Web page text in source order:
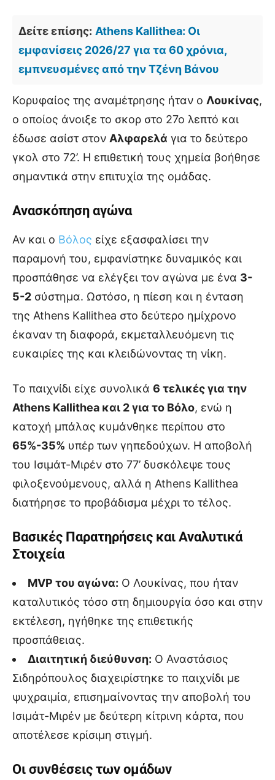
Δείτε επίσης: Athens Kallithea: Οι
εμφανίσεις 2026/27 για τα 60 χρόνια,
εμπνευσμένες από την Τζένη Βάνου
Κορυφαίος της αναμέτρησης ήταν ο Λουκίνας,
ο οποίος άνοιξε το σκορ στο 27ο λεπτό και
έδωσε ασίστ στον Αλφαρελά για το δεύτερο
γκολ στο 72’. Η επιθετική τους χημεία βοήθησε
σημαντικά στην επιτυχία της ομάδας.
Ανασκόπηση αγώνα
Αν και ο Βόλος είχε εξασφαλίσει την
παραμονή του, εμφανίστηκε δυναμικός και
προσπάθησε να ελέγξει τον αγώνα με ένα 3-
5-2 σύστημα. Ωστόσο, η πίεση και η ένταση
της Athens Kallithea στο δεύτερο ημίχρονο
έκαναν τη διαφορά, εκμεταλλευόμενη τις
ευκαιρίες της και κλειδώνοντας τη νίκη.
Το παιχνίδι είχε συνολικά 6 τελικές για την
Athens Kallithea και 2 για το Βόλο, ενώ η
κατοχή μπάλας κυμάνθηκε περίπου στο
65%-35% υπέρ των γηπεδούχων. Η αποβολή
του Ισιμάτ-Μιρέν στο 77’ δυσκόλεψε τους
φιλοξενούμενους, αλλά η Athens Kallithea
διατήρησε το προβάδισμα μέχρι το τέλος.
Βασικές Παρατηρήσεις και Αναλυτικά
Στοιχεία
MVP του αγώνα: Ο Λουκίνας, που ήταν
καταλυτικός τόσο στη δημιουργία όσο και στην
εκτέλεση, ηγήθηκε της επιθετικής
προσπάθειας.
Διαιτητική διεύθυνση: Ο Αναστάσιος
Σιδηρόπουλος διαχειρίστηκε το παιχνίδι με
ψυχραιμία, επισημαίνοντας την αποβολή του
Ισιμάτ-Μιρέν με δεύτερη κίτρινη κάρτα, που
αποτέλεσε κρίσιμη στιγμή.
Οι συνθέσεις των ομάδων